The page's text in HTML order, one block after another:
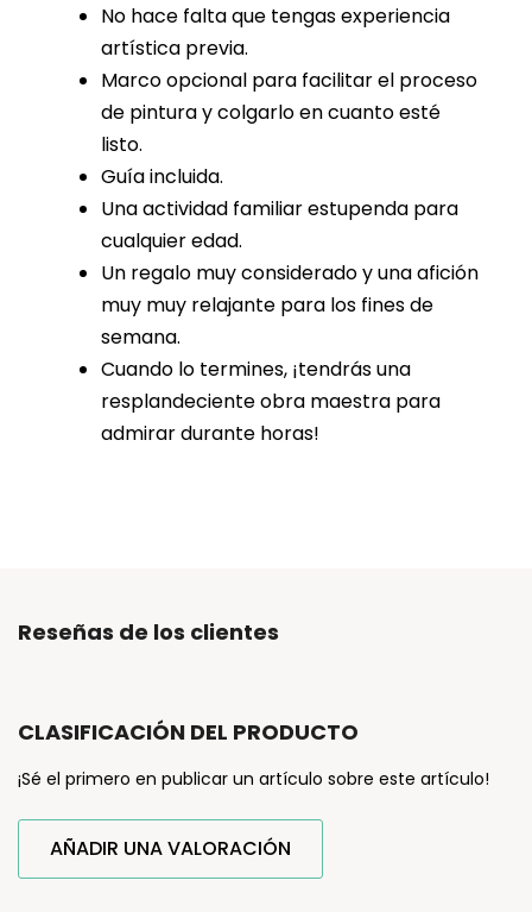
No hace falta que tengas experiencia
artística previa.
Marco opcional para facilitar el proceso
de pintura y colgarlo en cuanto esté
listo.
Guía incluida.
Una actividad familiar estupenda para
cualquier edad.
Un regalo muy considerado y una afición
muy muy relajante para los fines de
semana.
Cuando lo termines, ¡tendrás una
resplandeciente obra maestra para
admirar durante horas!
Reseñas de los clientes
CLASIFICACIÓN DEL PRODUCTO
¡Sé el primero en publicar un artículo sobre este artículo!
AÑADIR UNA VALORACIÓN